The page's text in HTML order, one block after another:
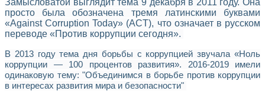
Замысловатой выглядит тема 9 декабря в 2011 году. Она
просто была обозначена тремя латинскими буквами
«Against Corruption Today» (ACT), что означает в русском
переводе «Против коррупции сегодня».
В 2013 году тема дня борьбы с коррупцией звучала «Ноль
коррупции — 100 процентов развития». 2016-2019 имели
одинаковую тему: "Объединимся в борьбе против коррупции
в интересах развития мира и безопасности"